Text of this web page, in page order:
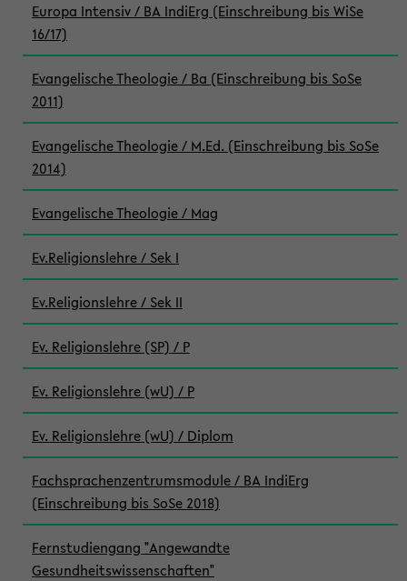
Europa Intensiv / BA IndiErg (Einschreibung bis WiSe
16/17)
Evangelische Theologie / Ba (Einschreibung bis SoSe
2011)
Evangelische Theologie / M.Ed. (Einschreibung bis SoSe
2014)
Evangelische Theologie / Mag
Ev.Religionslehre / Sek I
Ev.Religionslehre / Sek II
Ev. Religionslehre (SP) / P
Ev. Religionslehre (wU) / P
Ev. Religionslehre (wU) / Diplom
Fachsprachenzentrumsmodule / BA IndiErg
(Einschreibung bis SoSe 2018)
Fernstudiengang "Angewandte
Gesundheitswissenschaften"